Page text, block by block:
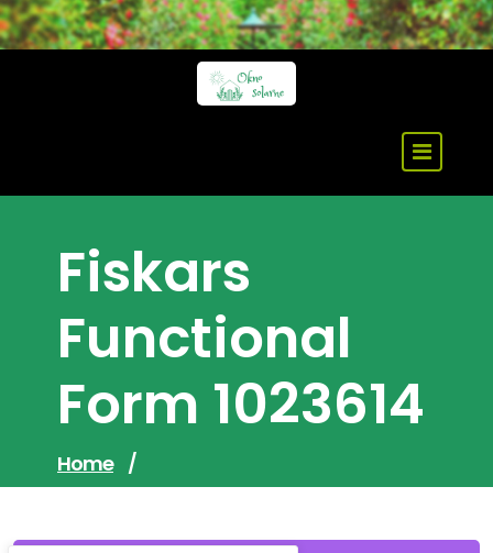
Skip
to
Fiskars
Functional
Form 1023614
Home /